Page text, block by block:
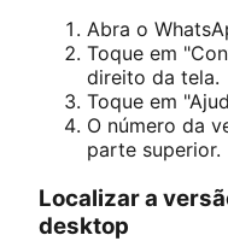
Abra o
Toque em
direito da tela.
Toque em
O número da
parte superior.
Localizar a
desktop